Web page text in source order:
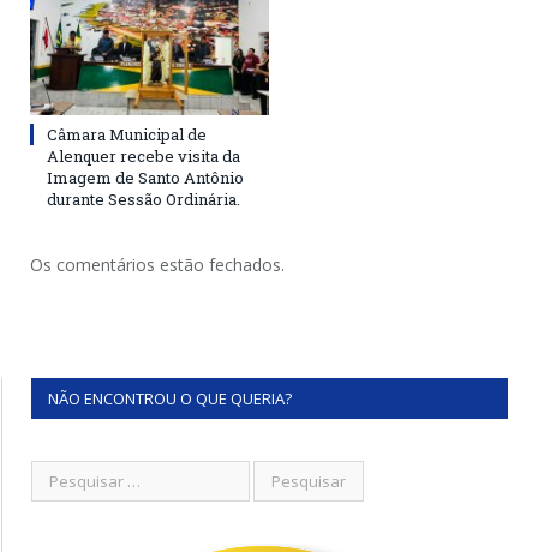
Câmara Municipal de
Alenquer recebe visita da
Imagem de Santo Antônio
durante Sessão Ordinária.
Os comentários estão fechados.
NÃO ENCONTROU O QUE QUERIA?